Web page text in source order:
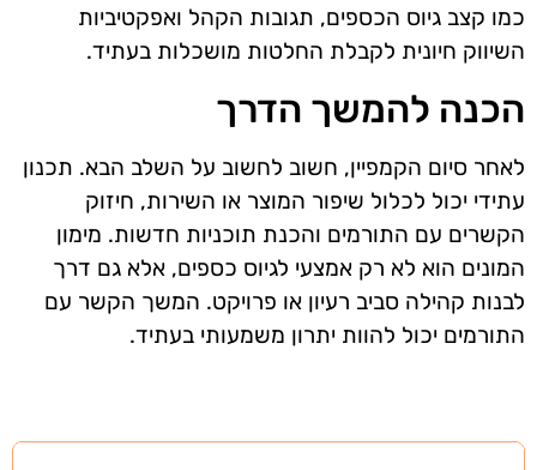
כמו קצב גיוס הכספים, תגובות הקהל ואפקטיביות
השיווק חיונית לקבלת החלטות מושכלות בעתיד.
הכנה להמשך הדרך
לאחר סיום הקמפיין, חשוב לחשוב על השלב הבא. תכנון
עתידי יכול לכלול שיפור המוצר או השירות, חיזוק
הקשרים עם התורמים והכנת תוכניות חדשות. מימון
המונים הוא לא רק אמצעי לגיוס כספים, אלא גם דרך
לבנות קהילה סביב רעיון או פרויקט. המשך הקשר עם
התורמים יכול להוות יתרון משמעותי בעתיד.